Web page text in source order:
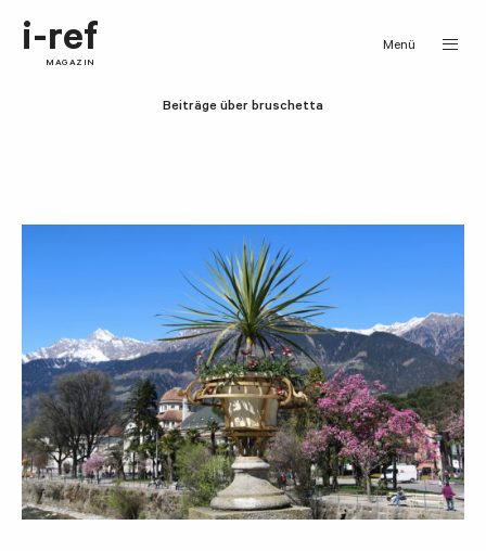
i-ref
MAGAZIN
Menü
Beiträge über bruschetta